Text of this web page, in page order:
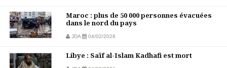
Maroc : plus de 50 000 personnes évacuées
dans le nord du pays
JDA 04/02/2026
Libye : Saïf al-Islam Kadhafi est mort